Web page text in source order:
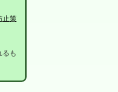
止策
るも